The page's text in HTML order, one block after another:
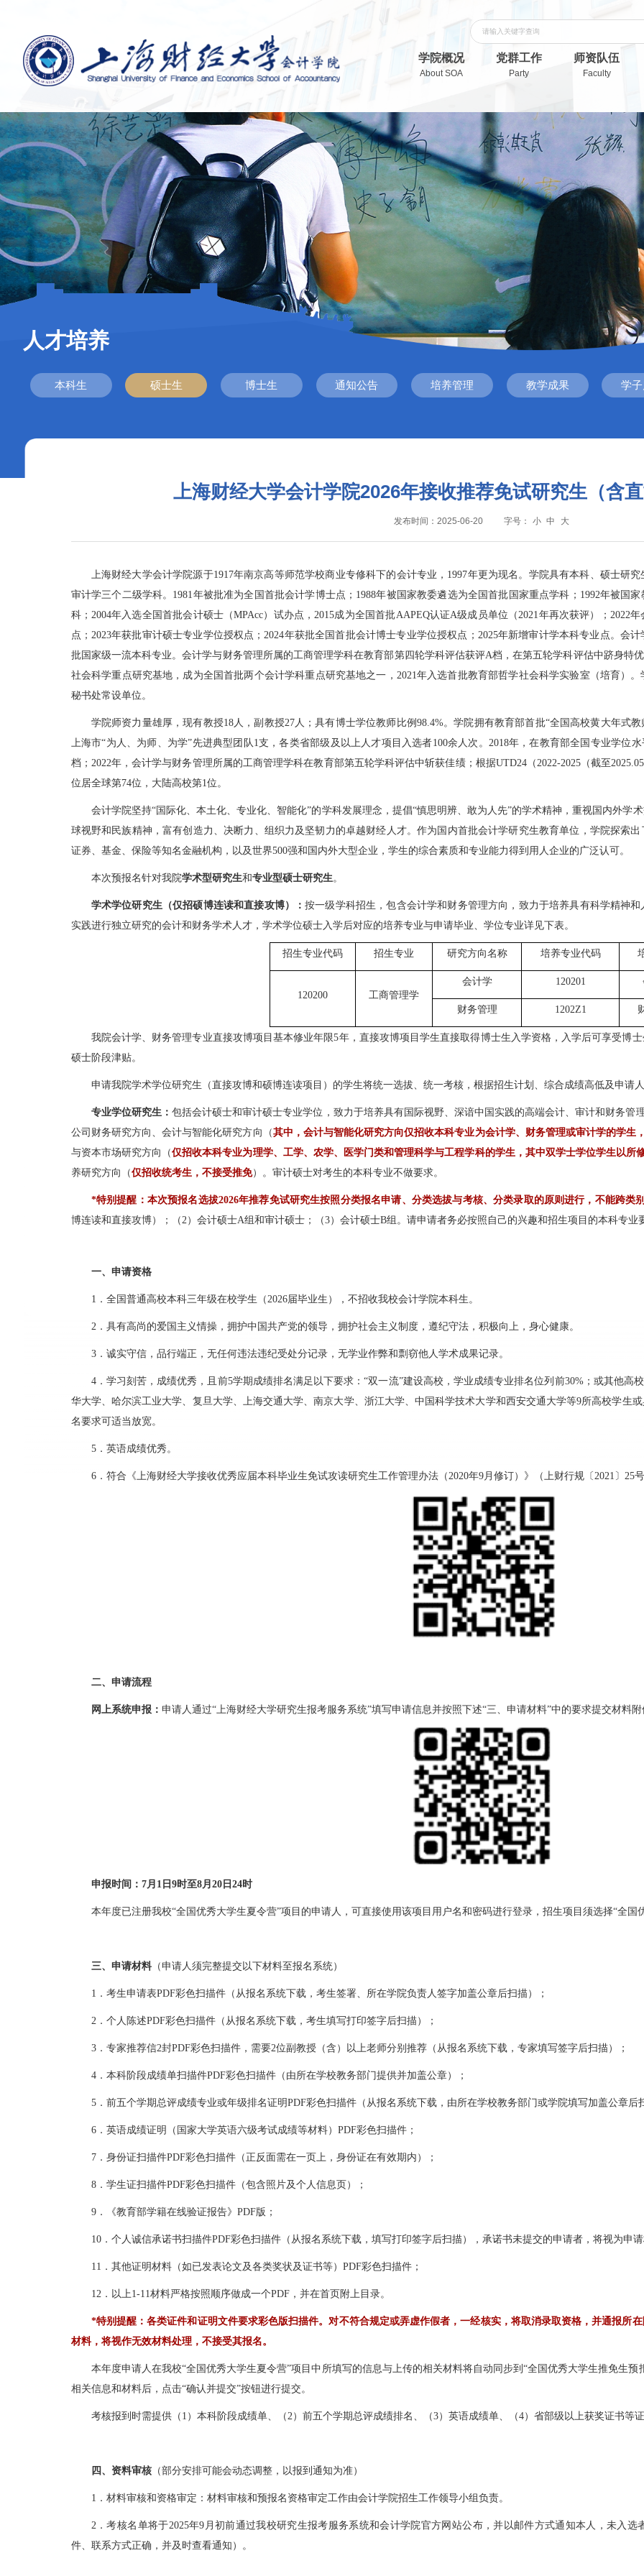
学院概况
About SOA
党群工作
Party
师资队伍
Faculty
人才培养
本科生 硕士生 博士生 通知公告 培养管理 教学成果 学
上海财经大学会计学院2026年接收推荐免试研究生（含
发布时间：2025-06-20 字号： 小 中 大
上海财经大学会计学院源于1917年南京高等师范学校商业专修科下的会计专业，1997年更为现名。学院具有本科、硕士研
审计学三个二级学科。1981年被批准为全国首批会计学博士点；1988年被国家教委遴选为全国首批国家重点学科；1992年被国
科；2004年入选全国首批会计硕士（MPAcc）试办点，2015成为全国首批AAPEQ认证A级成员单位（2021年再次获评）；2022
点；2023年获批审计硕士专业学位授权点；2024年获批全国首批会计博士专业学位授权点；2025年新增审计学本科专业点。会
批国家级一流本科专业。会计学与财务管理所属的工商管理学科在教育部第四轮学科评估获评A档，在第五轮学科评估中跻身特
社会科学重点研究基地，成为全国首批两个会计学科重点研究基地之一，2021年入选首批教育部哲学社会科学实验室（培育）
秘书处常设单位。
学院师资力量雄厚，现有教授18人，副教授27人；具有博士学位教师比例98.4%。学院拥有教育部首批“全国高校黄大年式
上海市“为人、为师、为学”先进典型团队1支，各类省部级及以上人才项目入选者100余人次。2018年，在教育部全国专业学位
档；2022年，会计学与财务管理所属的工商管理学科在教育部第五轮学科评估中斩获佳绩；根据UTD24（2022-2025（截至
位居全球第74位，大陆高校第1位。
会计学院坚持“国际化、本土化、专业化、智能化”的学科发展理念，提倡“慎思明辨、敢为人先”的学术精神，重视国内外学
球视野和民族精神，富有创造力、决断力、组织力及坚韧力的卓越财经人才。作为国内首批会计学研究生教育单位，学院探索
证券、基金、保险等知名金融机构，以及世界500强和国内外大型企业，学生的综合素质和专业能力得到用人企业的广泛认可。
本次预报名针对我院学术型研究生和专业型硕士研究生。
学术学位研究生（仅招硕博连读和直接攻博）：按一级学科招生 ，包含会计学和财务管理方向，致力于培养具有科学精神
实践进行独立研究的会计和财务学术人才，学术学位硕士入学后对应的培养专业与申请毕业、学位专业详见下表。
招生专业代码 招生专业 研究方向名称 培养专业代码
120200 工商管理学
会计学 120201
财务管理 1202Z1
我院会计学、财务管理专业直接攻博项目基本修业年限5年，直接攻博项目学生直接取得博士生入学资格，入学后可享受博
硕士阶段津贴。
申请我院学术学位研究生（直接攻博和硕博连读项目）的学生将统一选拔、统一考核，根据招生计划、综合成绩高低及申请
专业学位研究生：包括会计硕士和审计硕士专业学位，致力于培养具有国际视野、深谙中国实践的高端会计、审计和财务管
公司财务研究方向、会计与智能化研究方向（其中，会计与智能化研究方向仅招收本科专业为会计学、财务管理或审计学的学生
与资本市场研究方向（仅招收本科专业为理学、工学、农学、医学门类和管理科学与工程学科的学生，其中双学士学位学生以所
养研究方向（仅招收统考生，不接受推免）。审计硕士对考生的本科专业不做要求。
*特别提醒： 本次预报名选拔2026年推荐免试研究生按照分类报名申请、分类选拔与考核、分类录取的原则进行，不能跨类
博连读和直接攻博）；（2）会计硕士A组和审计硕士；（3）会计硕士B组。请申请者务必按照自己的兴趣和招生项目的本科专业
一、申请资格
1．全国普通高校本科三年级在校学生（2026届毕业生），不招收我校会计学院本科生。
2．具有高尚的爱国主义情操，拥护中国共产党的领导，拥护社会主义制度，遵纪守法，积极向上，身心健康。
3．诚实守信，品行端正，无任何违法违纪受处分记录，无学业作弊和剽窃他人学术成果记录。
4．学习刻苦，成绩优秀，且前5学期成绩排名满足以下要求：“双一流”建设高校，学业成绩专业排名位列前30%；或其他高
华大学、哈尔滨工业大学、复旦大学、上海交通大学、南京大学、浙江大学、中国科学技术大学和西安交通大学等9所高校学生
名要求可适当放宽。
5．英语成绩优秀。
6．符合《上海财经大学接收优秀应届本科毕业生免试攻读研究生工作管理办法（2020年9月修订）》（上财行规〔2021〕25
二、申请流程
网上系统申报： 申请人通过“上海财经大学研究生报考服务系统”填写申请信息并按照下述“三、申请材料”中的要求提交材料附
申报时间 ：7月1日9时至8月20日24时
本年度已注册我校“全国优秀大学生夏令营”项目的申请人，可直接使用该项目用户名和密码进行登录，招生项目须选择“全国
三、申请材料（申请人须完整提交以下材料至报名系统）
1．考生申请表PDF彩色扫描件（从报名系统下载，考生签署、所在学院负责人签字加盖公章后扫描）；
2．个人陈述PDF彩色扫描件（从报名系统下载，考生填写打印签字后扫描）；
3．专家推荐信2封PDF彩色扫描件，需要2位副教授（含）以上老师分别推荐（从报名系统下载，专家填写签字后扫描）；
4．本科阶段成绩单扫描件PDF彩色扫描件（由所在学校教务部门提供并加盖公章）；
5．前五个学期总评成绩专业或年级排名证明PDF彩色扫描件（从报名系统下载，由所在学校教务部门或学院填写加盖公章后
6．英语成绩证明（国家大学英语六级考试成绩等材料）PDF彩色扫描件；
7．身份证扫描件PDF彩色扫描件（正反面需在一页上，身份证在有效期内）；
8．学生证扫描件PDF彩色扫描件（包含照片及个人信息页）；
9．《教育部学籍在线验证报告》PDF版；
10．个人诚信承诺书扫描件PDF彩色扫描件（从报名系统下载，填写打印签字后扫描），承诺书未提交的申请者，将视为申请
11．其他证明材料（如已发表论文及各类奖状及证书等）PDF彩色扫描件；
12．以上1-11材料严格按照顺序做成一个PDF，并在首页附上目录。
*特别提醒：各类证件和证明文件要求彩色版扫描件。对不符合规定或弄虚作假者，一经核实，将取消录取资格，并通报所
材料，将视作无效材料处理，不接受其报名。
本年度申请人在我校“全国优秀大学生夏令营”项目中所填写的信息与上传的相关材料将自动同步到“全国优秀大学生推免生
相关信息和材料后，点击“确认并提交”按钮进行提交。
考核报到时需提供（1）本科阶段成绩单、（2）前五个学期总评成绩排名、（3）英语成绩单、（4）省部级以上获奖证书等
四、资料审核（部分安排可能会动态调整，以报到通知为准）
1．材料审核和资格审定：材料审核和预报名资格审定工作由会计学院招生工作领导小组负责。
2．考核名单将于2025年9月初前通过我校研究生报考服务系统和会计学院官方网站公布，并以邮件方式通知本人，未入
件、联系方式正确，并及时查看通知）。